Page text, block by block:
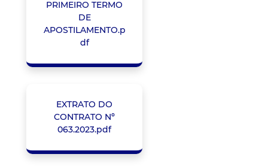
PRIMEIRO TERMO
DE
APOSTILAMENTO.p
df
EXTRATO DO
CONTRATO Nº
063.2023.pdf